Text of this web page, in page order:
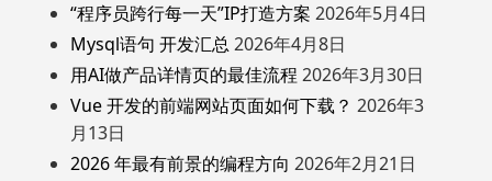
“程序员跨行每一天”IP打造方案 2026年5月4日
Mysql语句 开发汇总 2026年4月8日
用AI做产品详情页的最佳流程 2026年3月30日
Vue 开发的前端网站页面如何下载？ 2026年3
月13日
2026 年最有前景的编程方向 2026年2月21日